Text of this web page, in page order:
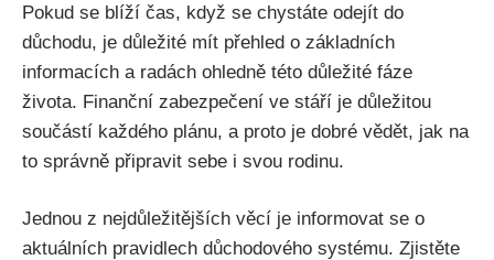
Pokud se blíží čas, když se chystáte odejít do
důchodu, je důležité mít přehled o základních
informacích a radách ohledně této důležité fáze
života. Finanční zabezpečení ve stáří je důležitou
součástí každého plánu, a proto je dobré vědět, jak na
to správně připravit sebe i svou rodinu.
Jednou z nejdůležitějších věcí je informovat se o
aktuálních pravidlech důchodového systému. Zjistěte